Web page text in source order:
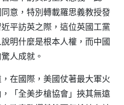
意，特別轉載羅思義教授發
平訪英之際，這位英國工黨
明什麼是根本人權，而中國
人成就。
在國際，美國仗著最大軍火
「全美步槍協會」挾其無遠